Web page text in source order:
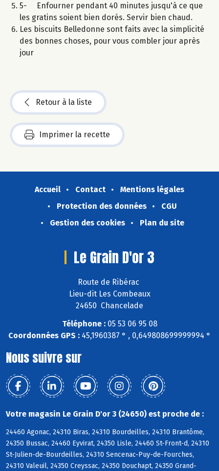
5- Enfourner pendant 40 minutes jusqu'à ce que
les gratins soient bien dorés. Servir bien chaud.
Les biscuits Belledonne sont faits avec la simplicité
des bonnes choses, pour vous combler jour après
jour
Retour à la liste
Imprimer la recette
Accueil Contact
Mentions légales
Protection des données
CGU
Gestion des cookies
Plan du site
Le Grain D'or 3
Route de Ribérac
Lieu-dit Les Combeaux
24650 Chancelade
Téléphone :05 53 06 95 08
Coordonnées GPS : 45,1960387 ° , 0,649808699999994 °
Nous suivre sur
Votre magasin Le Grain D'or 3 (24650) est proche de :
24460 Agonac, 24310 Biras, 24310 Bourdeilles, 24310 Brantôme,
24350 Bussac, 24460 Eyvirat, 24350 Lisle, 24460 St-Front-d, 24310
St-Julien-de-Bourdeilles, 24310 Sencenac-Puy-de-Fourches,
24310 Valeuil, 24350 Creyssac, 24350 Douchapt, 24350 Grand-